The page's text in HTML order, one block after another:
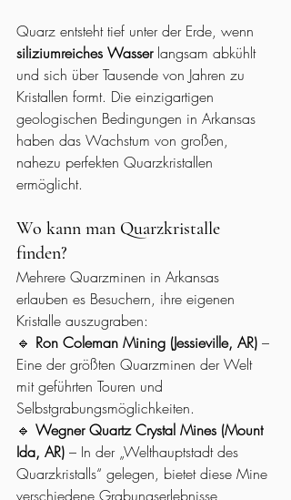
Quarz entsteht tief unter der Erde, wenn
siliziumreiches Wasser langsam abkühlt
und sich über Tausende von Jahren zu
Kristallen formt. Die einzigartigen
geologischen Bedingungen in Arkansas
haben das Wachstum von großen,
nahezu perfekten Quarzkristallen
ermöglicht.
Wo kann man Quarzkristalle
finden?
Mehrere Quarzminen in Arkansas
erlauben es Besuchern, ihre eigenen
Kristalle auszugraben:
🔹 Ron Coleman Mining (Jessieville, AR) –
Eine der größten Quarzminen der Welt
mit geführten Touren und
Selbstgrabungsmöglichkeiten.
🔹 Wegner Quartz Crystal Mines (Mount
Ida, AR) – In der „Welthauptstadt des
Quarzkristalls“ gelegen, bietet diese Mine
verschiedene Grabungserlebnisse,